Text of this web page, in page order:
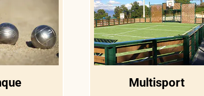
Multisport